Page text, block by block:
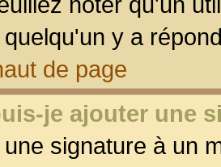
y a
de page
je ajouter une
signature à un